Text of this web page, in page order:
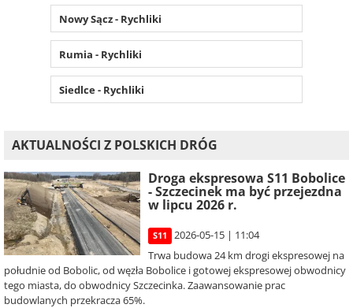
Nowy Sącz - Rychliki
Rumia - Rychliki
Siedlce - Rychliki
AKTUALNOŚCI Z POLSKICH DRÓG
Droga ekspresowa S11 Bobolice
- Szczecinek ma być przejezdna
w lipcu 2026 r.
S11
2026-05-15 | 11:04
Trwa budowa 24 km drogi ekspresowej na
południe od Bobolic, od węzła Bobolice i gotowej ekspresowej obwodnicy
tego miasta, do obwodnicy Szczecinka. Zaawansowanie prac
budowlanych przekracza 65%.